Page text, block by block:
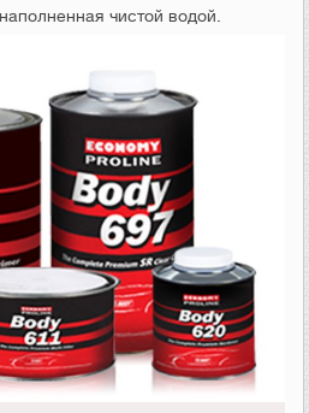
чистой водой.